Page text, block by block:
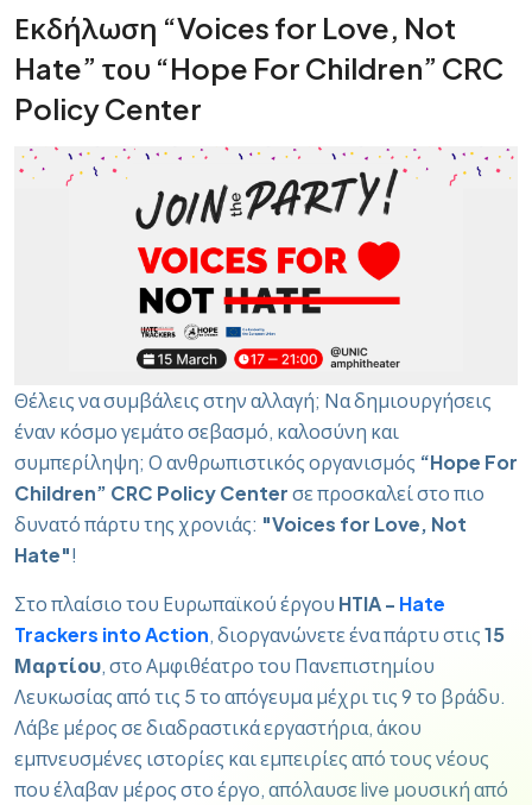
Εκδήλωση “Voices for Love, Not
Hate” του “Hope For Children” CRC
Policy Center
Θέλεις να συμβάλεις στην αλλαγή; Να δημιουργήσεις
έναν κόσμο γεμάτο σεβασμό, καλοσύνη και
συμπερίληψη; Ο ανθρωπιστικός οργανισμός “Hope For
Children” CRC Policy Centerσε προσκαλεί στο πιο
δυνατό πάρτυ της χρονιάς: "Voices for Love, Not
Hate"!
Στο πλαίσιο του Ευρωπαϊκού έργου HTIA - Hate
Trackers into Action, διοργανώνετε ένα πάρτυ στις15
Μαρτίου, στο Αμφιθέατρο του Πανεπιστημίου
Λευκωσίας από τις 5 το απόγευμα μέχρι τις 9 το βράδυ.
Λάβε μέρος σε διαδραστικά εργαστήρια, άκου
εμπνευσμένες ιστορίες και εμπειρίες από τους νέους
που έλαβαν μέρος στο έργο, απόλαυσε live μουσική από